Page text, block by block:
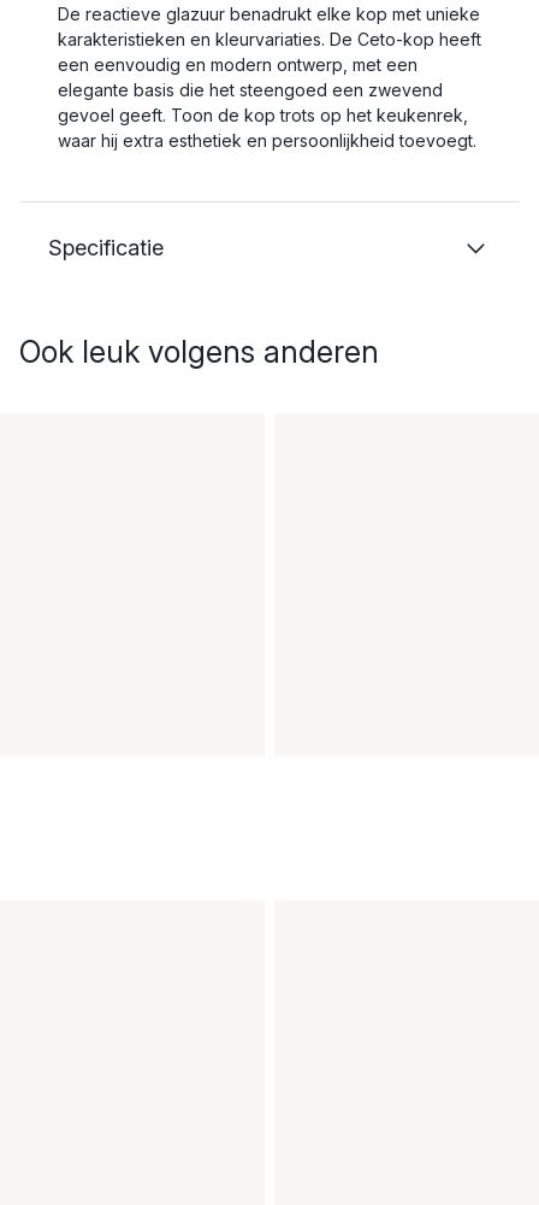
De reactieve glazuur benadrukt elke kop met unieke
karakteristieken en kleurvariaties. De Ceto-kop heeft
een eenvoudig en modern ontwerp, met een
elegante basis die het steengoed een zwevend
gevoel geeft. Toon de kop trots op het keukenrek,
waar hij extra esthetiek en persoonlijkheid toevoegt.
Specificatie
Ook leuk volgens anderen